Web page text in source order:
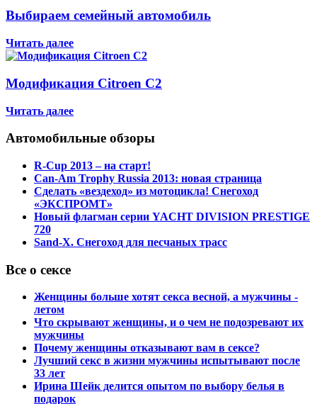
Выбираем семейный автомобиль
Читать далее
Модификация Citroen С2
Читать далее
Автомобильные обзоры
R-Cup 2013 – на старт!
Can-Am Trophy Russia 2013: новая страница
Сделать «вездеход» из мотоцикла! Снегоход
«ЭКСПРОМТ»
Новый флагман серии YACHT DIVISION PRESTIGE
720
Sand-X. Снегоход для песчаных трасс
Все о сексе
Женщины больше хотят секса весной, а мужчины -
летом
Что скрывают женщины, и о чем не подозревают их
мужчины
Почему женщины отказывают вам в сексе?
Лучший секс в жизни мужчины испытывают после
33 лет
Ирина Шейк делится опытом по выбору белья в
подарок